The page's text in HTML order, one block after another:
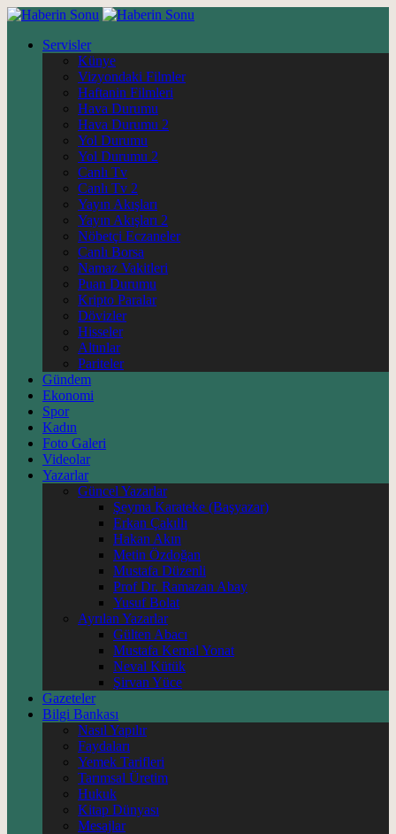
Servisler
Künye
Vizyondaki Filmler
Haftanin Filmleri
Hava Durumu
Hava Durumu 2
Yol Durumu
Yol Durumu 2
Canlı Tv
Canlı Tv 2
Yayın Akışları
Yayın Akışları 2
Nöbetçi Eczaneler
Canlı Borsa
Namaz Vakitleri
Puan Durumu
Kripto Paralar
Dövizler
Hisseler
Altınlar
Pariteler
Gündem
Ekonomi
Spor
Kadın
Foto Galeri
Videolar
Yazarlar
Güncel Yazarlar
Şeyma Karateke (Başyazar)
Erkan Çakıllı
Hakan Akın
Metin Özdoğan
Mustafa Düzenli
Prof Dr. Ramazan Abay
Yusuf Bolat
Ayrılan Yazarlar
Gülten Abacı
Mustafa Kemal Yonat
Neval Kütük
Şirvan Yüce
Gazeteler
Bilgi Bankası
Nasıl Yapılır
Faydaları
Yemek Tarifleri
Tarımsal Üretim
Hukuk
Kitap Dünyası
Mesajlar